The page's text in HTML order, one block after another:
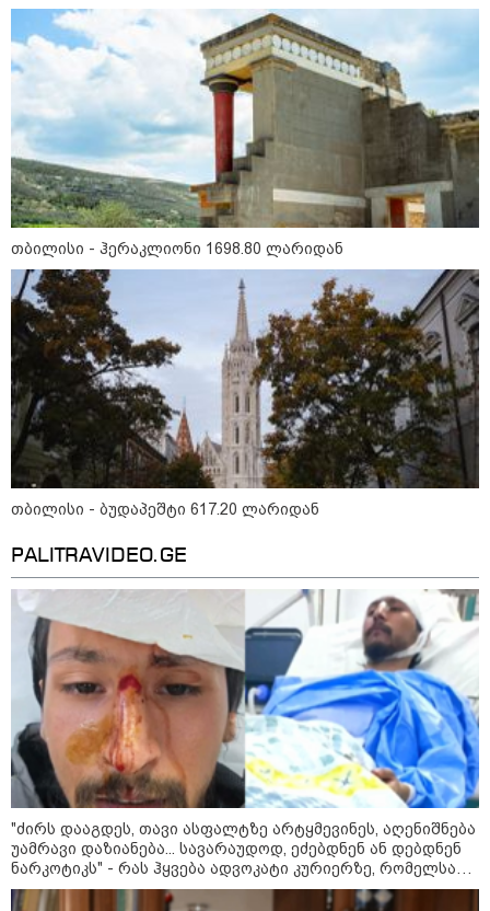
11:40 / 08-08-2026
"18 წელი გავიდა აგვისტოს ომის
შემდეგ, თუმცა დღესაც ყველას
გვახსოვს, ის უმძიმესი დღეები
და ჩვენი ვალია, პატივი
მივაგოთ აგვისტოს ომში
დაღუპული გმირების ხსოვნას" -
ირაკლი კობახიძე
15:03 / 08-08-2026
ბრუკლინელმა ქალმა ძვირფასი
ბეჭდები, ოჯახის რელიკვია,
შემთხვევით ნაგავში გადააგდო
- ბეჭდები 9 ტონა ნაგავში
იპოვეს
13:16 / 08-08-2026
"ძალიან ბევრ ინფორმაციას
ვიღებთ ხალხისგან" - რას წერს
ადვოკატი ტარიელ კაკაბაძე
თბილისი - ანტალია 780.80
ლარიდან
თბილისი - ჰერაკლიონი 1698.80
ლარიდან
თბილისი - ბუდაპეშტი 617.20
ლარიდან
თბილისი - ჰერაკლიონი 1698.80 ლარიდან
თბილისი - ბუდაპეშტი 617.20 ლარიდან
PALITRAVIDEO.GE
"ძირს დააგდეს, თავი ასფალტზე არტყმევინეს, აღენიშნება
უამრავი დაზიანება... სავარაუდოდ, ეძებდნენ ან დებდნენ
ნარკოტიკს" - რას ჰყვება ადვოკატი კურიერზე, რომელსაც
არასრულწლოვანები ფიზიკურად გაუსწორდნენ?